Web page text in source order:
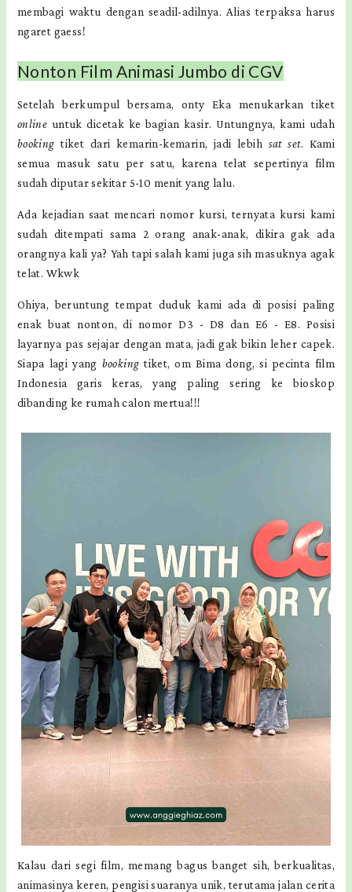
membagi waktu dengan seadil-adilnya. Alias terpaksa harus
ngaret gaess!
Nonton Film Animasi Jumbo di CGV
Setelah berkumpul bersama, onty Eka menukarkan tiket
online untuk dicetak ke bagian kasir. Untungnya, kami udah
booking tiket dari kemarin-kemarin, jadi lebih sat set. Kami
semua masuk satu per satu, karena telat sepertinya film
sudah diputar sekitar 5-10 menit yang lalu.
Ada kejadian saat mencari nomor kursi, ternyata kursi kami
sudah ditempati sama 2 orang anak-anak, dikira gak ada
orangnya kali ya? Yah tapi salah kami juga sih masuknya agak
telat. Wkwk
Ohiya, beruntung tempat duduk kami ada di posisi paling
enak buat nonton, di nomor D3 - D8 dan E6 - E8. Posisi
layarnya pas sejajar dengan mata, jadi gak bikin leher capek.
Siapa lagi yang booking tiket, om Bima dong, si pecinta film
Indonesia garis keras, yang paling sering ke bioskop
dibanding ke rumah calon mertua!!!
Kalau dari segi film, memang bagus banget sih, berkualitas,
animasinya keren, pengisi suaranya unik, terutama jalan cerita